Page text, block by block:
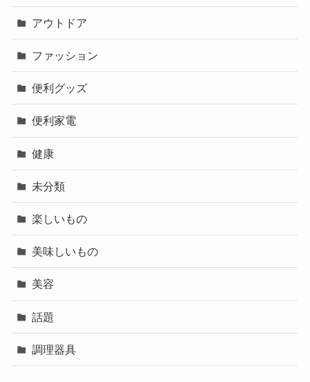
アウトドア
ファッション
便利グッズ
便利家電
健康
未分類
楽しいもの
美味しいもの
美容
話題
調理器具